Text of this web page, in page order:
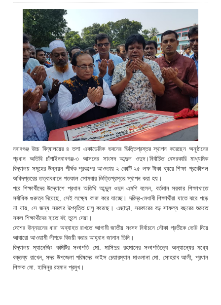
নবাবগঞ্জ উচ্চ বিদ্যালয়ের ৪ তলা একাডেমিক ভবনের ভিত্তিপ্রস্তর স্থাপন করেছেন অনুষ্ঠানের
প্রধান অতিথি চাঁপাইনবাবগঞ্জ-৩ আসনের সাংসদ আব্দুল ওদুদ।নির্বাচিত বেসরকারি মাধ্যমিক
বিদ্যালয় সমূহের উন্নয়ন শীর্ষক প্রকল্পের আওতায় ২ কোটি ২৫ লক্ষ টাকা ব্যয়ে শিক্ষা প্রকৌশল
অধিদপ্তরের তত্বাবধানে গতকাল সোমবার ভিত্তিপ্রস্তর স্থাপন করা হয়।
পরে শিক্ষার্থীদের উদ্যোশে প্রধান অতিথি আ্ব্দুুল ওদুদ এমপি বলেন, বর্তমান সরকার শিক্ষাখাতে
সর্বাধিক গুরুত্ব দিয়েছে, সেই লক্ষ্যে কাজ করে যাচ্ছে। দরিদ্র-মেধাবী শিক্ষার্থীরা যাতে ঝরে পড়ে
না যায়, সে জন্য সরকার উপবৃত্তি চালু করেছে। এছাড়া, সরকারের বড় সাফল্য বছরের শুরুতে
সকল শিক্ষার্থীদের হাতে বই তুলে দেয়া।
দেশের উন্নয়নের ধারা অব্যাহত রাখতে আগামী জাতীয় সংসদ নির্বাচনে নৌকা প্রতীকে ভোট দিয়ে
আবারো আওয়ামী লীগকে বিজয়ী করার আহ্বান জানান তিনি।
বিদ্যালয় ম্যানেজিং কমিটির সভাপতি মো. মাসিদুর রহমানের সভাপতিত্বে অন্যান্যের মধ্যে
বক্তব্য রাখেন, সদর উপজেলা পরিষদের ভাইস চেয়ারম্যান মাওলানা মো. সোহরাব আলী, প্রধান
শিক্ষক মো. হাসিনুর রহমান প্রমুখ।